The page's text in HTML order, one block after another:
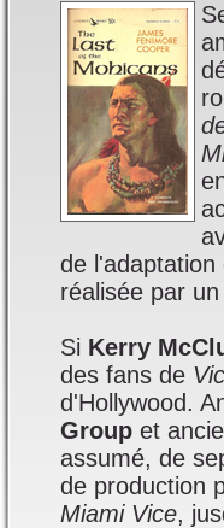
de
réalisée par
Si Kerry
des fans de
d'Hollywood.
Group et
assumé, de
de production
Miami Vice,